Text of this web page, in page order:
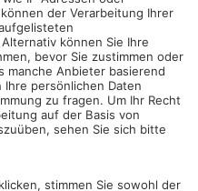
Brand-Serie im Kreis
Nacht brannte es im Wald
Die Flammen
400qm. Um 22 Uhr
23:30 Uhr konnten sie
mussten bereits über 25
Heusenstamm und
Polizei ermittelt in alle